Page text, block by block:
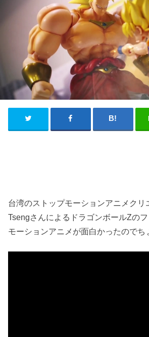
台湾のストップモーションアニメクリ
TsengさんによるドラゴンボールZの
モーションアニメが面白かったのでち